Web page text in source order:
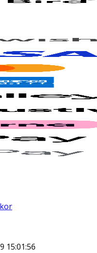
15:01:56